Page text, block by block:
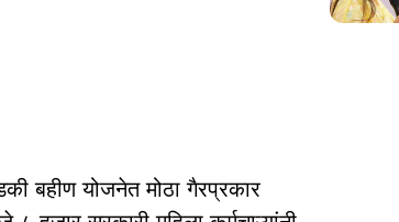
बहीण योजनेत मोठा गैरप्रकार